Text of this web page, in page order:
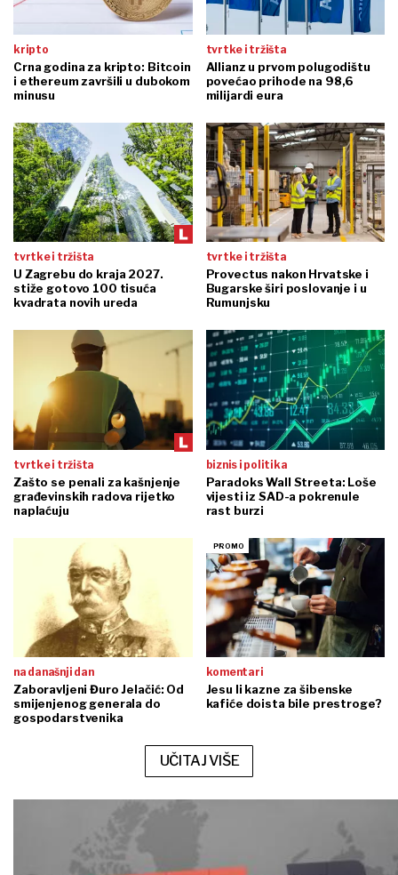
kripto
Crna godina za kripto: Bitcoin
i ethereum završili u dubokom
minusu
tvrtke i tržišta
Allianz u prvom polugodištu
povećao prihode na 98,6
milijardi eura
tvrtke i tržišta
U Zagrebu do kraja 2027.
stiže gotovo 100 tisuća
kvadrata novih ureda
tvrtke i tržišta
Provectus nakon Hrvatske i
Bugarske širi poslovanje i u
Rumunjsku
tvrtke i tržišta
Zašto se penali za kašnjenje
građevinskih radova rijetko
naplaćuju
biznis i politika
Paradoks Wall Streeta: Loše
vijesti iz SAD-a pokrenule
rast burzi
na današnji dan
Zaboravljeni Đuro Jelačić: Od
smijenjenog generala do
gospodarstvenika
komentari
Jesu li kazne za šibenske
kafiće doista bile prestroge?
UČITAJ VIŠE